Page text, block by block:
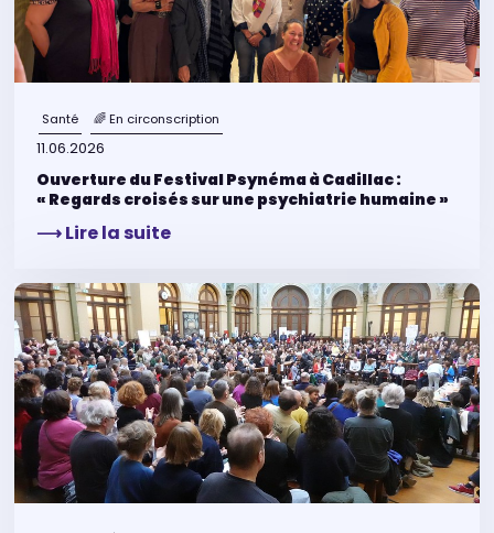
Santé 🌈 En circonscription
11.06.2026
Ouverture du Festival Psynéma à Cadillac :
« Regards croisés sur une psychiatrie humaine »
⟶ Lire la suite